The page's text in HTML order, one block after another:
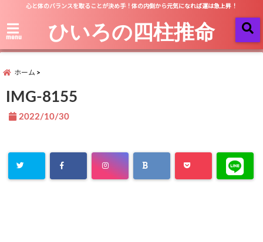
心と体のバランスを取ることが決め手！体の内側から元気になれば運は急上昇！
menu ひいろの四柱推命
ホーム
IMG-8155
2022/10/30